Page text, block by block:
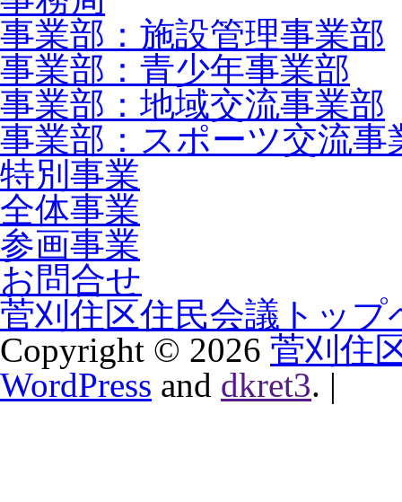
事業部：施設管理事業部
事業部：青少年事業部
事業部：地域交流事業部
事業部：スポーツ交流事
特別事業
全体事業
参画事業
お問合せ
菅刈住区住民会議トップ
Copyright © 2026 菅刈住
WordPress and dkret3. |